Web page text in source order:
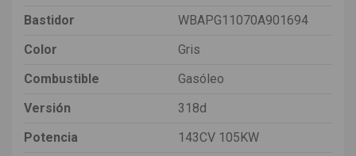
Bastidor
WBAPG11070A901694
Color
Gris
Combustible
Gasóleo
Versión
318d
Potencia
143CV 105KW